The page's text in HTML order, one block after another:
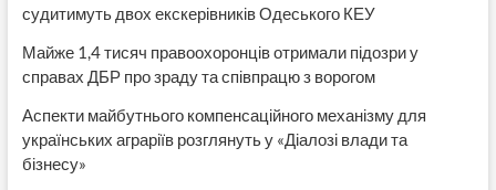
судитимуть двох екскерівників Одеського КЕУ
Майже 1,4 тисяч правоохоронців отримали підозри у
справах ДБР про зраду та співпрацю з ворогом
Аспекти майбутнього компенсаційного механізму для
українських аграріїв розглянуть у «Діалозі влади та
бізнесу»